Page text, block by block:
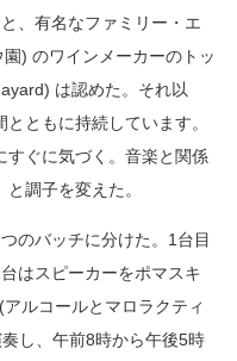
、有名なファミリー・エ
) のワインメーカーのトッ
は認めた。それ以
ともに持続しています。
すぐに気づく。音楽と関係
調子を変えた。
のバッチに分けた。1台目
はスピーカーをポマスキ
ルコールとマロラクティ
し、午前8時から午後5時